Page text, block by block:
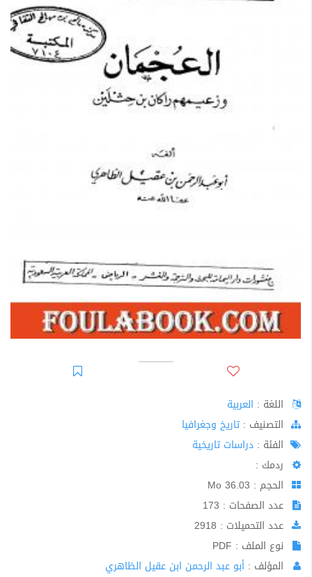
اللغة : العربية
اﻟﺘﺼﻨﻴﻒ : تاريخ وجغرافيا
الفئة : دراسات تاريخية
ردمك :
الحجم : 36.03 Mo
عدد الصفحات : 173
عدد التحميلات : 2918
نوع الملف : PDF
المؤلف : أبو عبد الرحمن ابن عقيل الظاهري